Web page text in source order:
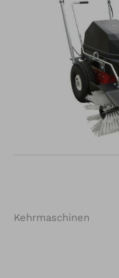
Kehrmaschinen